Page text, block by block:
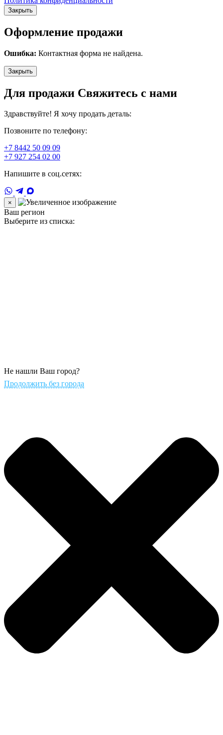
Закрыть
Оформление продажи
Ошибка: Контактная форма не найдена.
Закрыть
Для продажи Свяжитесь с нами
Здравствуйте! Я хочу продать деталь:
Позвоните по телефону:
+7 8442 50 09 09
+7 927 254 02 00
Напишите в соц.сетях:
×
Ваш регион
Выберите из списка:
Не нашли Ваш город?
Продолжить без города